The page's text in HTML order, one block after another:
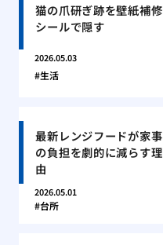
猫の爪研ぎ跡を壁紙補修
シールで隠す
2026.05.03
生活
最新レンジフードが家事
の負担を劇的に減らす理
由
2026.05.01
台所